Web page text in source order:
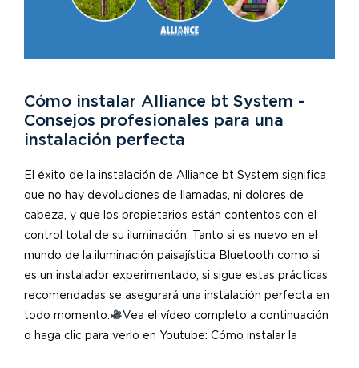
Cómo instalar Alliance bt System -
Consejos profesionales para una
instalación perfecta
El éxito de la instalación de Alliance bt System significa
que no hay devoluciones de llamadas, ni dolores de
cabeza, y que los propietarios están contentos con el
control total de su iluminación. Tanto si es nuevo en el
mundo de la iluminación paisajística Bluetooth como si
es un instalador experimentado, si sigue estas prácticas
recomendadas se asegurará una instalación perfecta en
todo momento.
Vea el vídeo completo a continuación
o haga clic para verlo en Youtube: Cómo instalar la